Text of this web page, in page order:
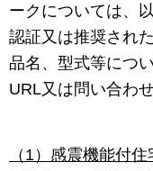
ークについては、
認証又は推奨され
品名、型式等につ
URL又は問い合わ
（1）感震機能付